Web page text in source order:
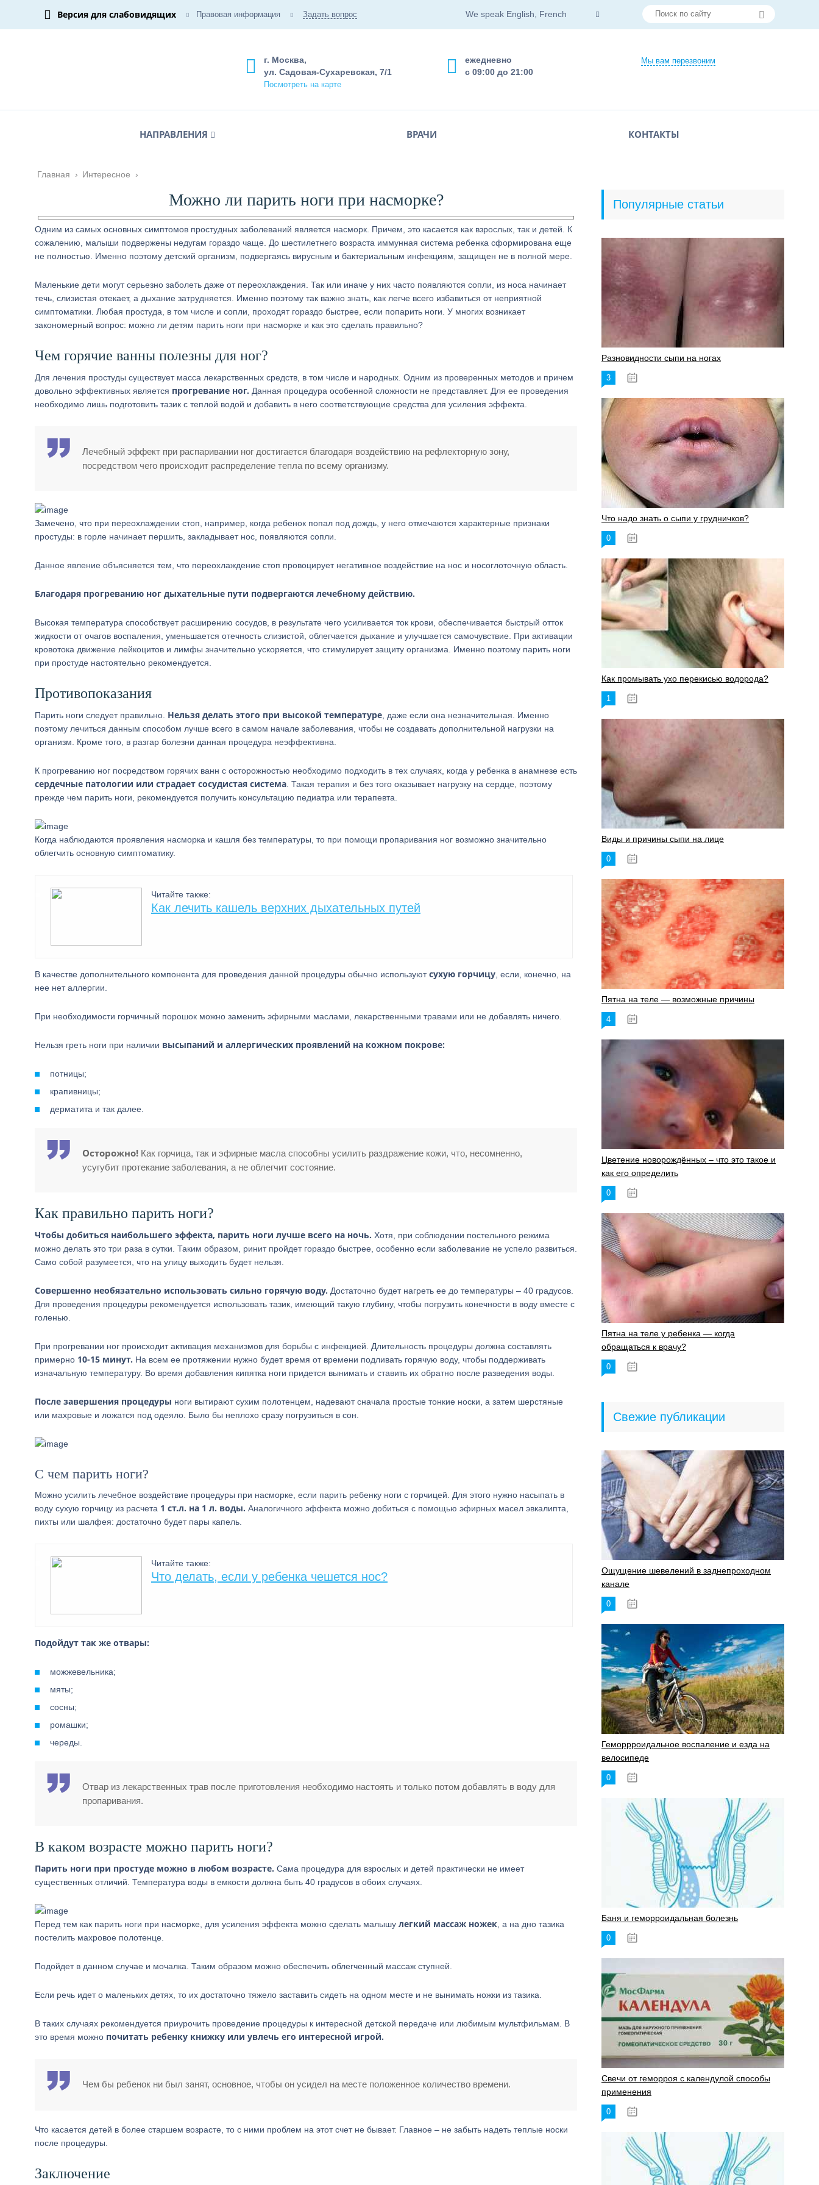
Версия для слабовидящих Правовая информация Задать вопрос We speak English, French
Мы вам перезвоним
ежедневно
с 09:00 до 21:00
г. Москва,
ул. Садовая-Сухаревская, 7/1
Посмотреть на карте
НАПРАВЛЕНИЯ ВРАЧИ КОНТАКТЫ
Главная › Интересное ›
Можно ли парить ноги при насморке?
Одним из самых основных симптомов простудных заболеваний является насморк. Причем, это касается как взрослых, так и детей. К
сожалению, малыши подвержены недугам гораздо чаще. До шестилетнего возраста иммунная система ребенка сформирована еще
не полностью. Именно поэтому детский организм, подвергаясь вирусным и бактериальным инфекциям, защищен не в полной мере.
Маленькие дети могут серьезно заболеть даже от переохлаждения. Так или иначе у них часто появляются сопли, из носа начинает
течь, слизистая отекает, а дыхание затрудняется. Именно поэтому так важно знать, как легче всего избавиться от неприятной
симптоматики. Любая простуда, в том числе и сопли, проходят гораздо быстрее, если попарить ноги. У многих возникает
закономерный вопрос: можно ли детям парить ноги при насморке и как это сделать правильно?
Чем горячие ванны полезны для ног?
Для лечения простуды существует масса лекарственных средств, в том числе и народных. Одним из проверенных методов и причем
довольно эффективных является прогревание ног. Данная процедура особенной сложности не представляет. Для ее проведения
необходимо лишь подготовить тазик с теплой водой и добавить в него соответствующие средства для усиления эффекта.
Лечебный эффект при распаривании ног достигается благодаря воздействию на рефлекторную зону,
посредством чего происходит распределение тепла по всему организму.
Замечено, что при переохлаждении стоп, например, когда ребенок попал под дождь, у него отмечаются характерные признаки
простуды: в горле начинает першить, закладывает нос, появляются сопли.
Данное явление объясняется тем, что переохлаждение стоп провоцирует негативное воздействие на нос и носоглоточную область.
Благодаря прогреванию ног дыхательные пути подвергаются лечебному действию.
Высокая температура способствует расширению сосудов, в результате чего усиливается ток крови, обеспечивается быстрый отток
жидкости от очагов воспаления, уменьшается отечность слизистой, облегчается дыхание и улучшается самочувствие. При активации
кровотока движение лейкоцитов и лимфы значительно ускоряется, что стимулирует защиту организма. Именно поэтому парить ноги
при простуде настоятельно рекомендуется.
Противопоказания
Парить ноги следует правильно. Нельзя делать этого при высокой температуре , даже если она незначительная. Именно
поэтому лечиться данным способом лучше всего в самом начале заболевания, чтобы не создавать дополнительной нагрузки на
организм. Кроме того, в разгар болезни данная процедура неэффективна.
К прогреванию ног посредством горячих ванн с осторожностью необходимо подходить в тех случаях, когда у ребенка в анамнезе есть
сердечные патологии или страдает сосудистая система . Такая терапия и без того оказывает нагрузку на сердце, поэтому
прежде чем парить ноги, рекомендуется получить консультацию педиатра или терапевта.
Когда наблюдаются проявления насморка и кашля без температуры, то при помощи пропаривания ног возможно значительно
облегчить основную симптоматику.
Читайте также:
Как лечить кашель верхних дыхательных путей
В качестве дополнительного компонента для проведения данной процедуры обычно используютсухую горчицу , если, конечно, на
нее нет аллергии.
При необходимости горчичный порошок можно заменить эфирными маслами, лекарственными травами или не добавлять ничего.
Нельзя греть ноги при наличии высыпаний и аллергических проявлений на кожном покрове:
потницы;
крапивницы;
дерматита и так далее.
Осторожно! Как горчица, так и эфирные масла способны усилить раздражение кожи, что, несомненно,
усугубит протекание заболевания, а не облегчит состояние.
Как правильно парить ноги?
Чтобы добиться наибольшего эффекта, парить ноги лучше всего на ночь. Хотя, при соблюдении постельного режима
можно делать это три раза в сутки. Таким образом, ринит пройдет гораздо быстрее, особенно если заболевание не успело развиться.
Само собой разумеется, что на улицу выходить будет нельзя.
Совершенно необязательно использовать сильно горячую воду. Достаточно будет нагреть ее до температуры – 40 градусов.
Для проведения процедуры рекомендуется использовать тазик, имеющий такую глубину, чтобы погрузить конечности в воду вместе с
голенью.
При прогревании ног происходит активация механизмов для борьбы с инфекцией. Длительность процедуры должна составлять
примерно 10-15 минут. На всем ее протяжении нужно будет время от времени подливать горячую воду, чтобы поддерживать
изначальную температуру. Во время добавления кипятка ноги придется вынимать и ставить их обратно после разведения воды.
После завершения процедуры ноги вытирают сухим полотенцем, надевают сначала простые тонкие носки, а затем шерстяные
или махровые и ложатся под одеяло. Было бы неплохо сразу погрузиться в сон.
С чем парить ноги?
Можно усилить лечебное воздействие процедуры при насморке, если парить ребенку ноги с горчицей. Для этого нужно насыпать в
воду сухую горчицу из расчета 1 ст.л. на 1 л. воды. Аналогичного эффекта можно добиться с помощью эфирных масел эвкалипта,
пихты или шалфея: достаточно будет пары капель.
Читайте также:
Что делать, если у ребенка чешется нос?
Подойдут так же отвары:
можжевельника;
мяты;
сосны;
ромашки;
череды.
Отвар из лекарственных трав после приготовления необходимо настоять и только потом добавлять в воду для
пропаривания.
В каком возрасте можно парить ноги?
Парить ноги при простуде можно в любом возрасте. Сама процедура для взрослых и детей практически не имеет
существенных отличий. Температура воды в емкости должна быть 40 градусов в обоих случаях.
Перед тем как парить ноги при насморке, для усиления эффекта можно сделать малышу легкий массаж ножек , а на дно тазика
постелить махровое полотенце.
Подойдет в данном случае и мочалка. Таким образом можно обеспечить облегченный массаж ступней.
Если речь идет о маленьких детях, то их достаточно тяжело заставить сидеть на одном месте и не вынимать ножки из тазика.
В таких случаях рекомендуется приурочить проведение процедуры к интересной детской передаче или любимым мультфильмам. В
это время можно почитать ребенку книжку или увлечь его интересной игрой.
Чем бы ребенок ни был занят, основное, чтобы он усидел на месте положенное количество времени.
Что касается детей в более старшем возрасте, то с ними проблем на этот счет не бывает. Главное – не забыть надеть теплые носки
после процедуры.
Заключение
Популярные статьи
Разновидности сыпи на ногах
3
Что надо знать о сыпи у грудничков?
0
Как промывать ухо перекисью водорода?
1
Виды и причины сыпи на лице
0
Пятна на теле — возможные причины
4
Цветение новорождённых – что это такое и
как его определить
0
Пятна на теле у ребенка — когда
обращаться к врачу?
0
Свежие публикации
Ощущение шевелений в заднепроходном
канале
0
Геморрроидальное воспаление и езда на
велосипеде
0
Баня и геморроидальная болезнь
0
Свечи от геморроя с календулой способы
применения
0